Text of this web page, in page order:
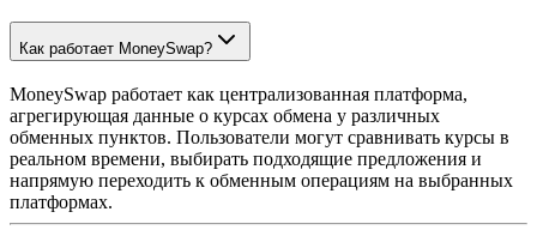
Как работает MoneySwap?
MoneySwap работает как централизованная платформа,
агрегирующая данные о курсах обмена у различных
обменных пунктов. Пользователи могут сравнивать курсы в
реальном времени, выбирать подходящие предложения и
напрямую переходить к обменным операциям на выбранных
платформах.